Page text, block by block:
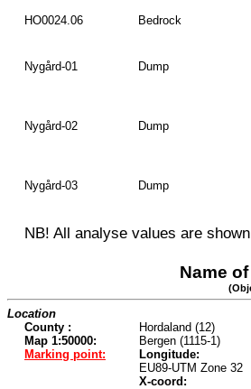
HO0024.06
Bedrock
Nygård-01
Dump
Nygård-02
Dump
Nygård-03
Dump
NB! All analyse values are
Name
Location
County :
Hordaland (12)
Map 1:50000:
Bergen (1115-1)
Marking point:
Longitude:
EU89-UTM Zone 32
X-coord: